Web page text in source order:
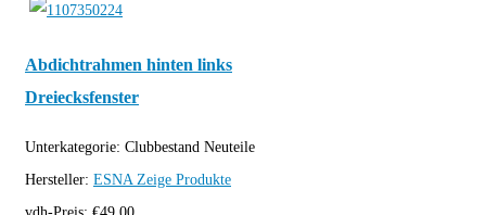
Abdichtrahmen hinten links
Dreiecksfenster
Unterkategorie: Clubbestand Neuteile
Hersteller: ESNA Zeige Produkte